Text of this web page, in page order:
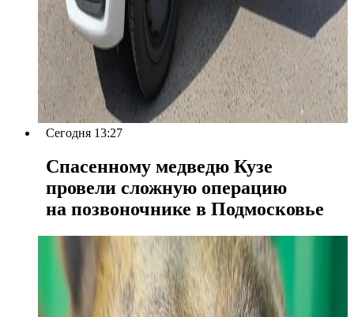
Сегодня 13:27
Спасенному медведю Кузе
провели сложную операцию
на позвоночнике в Подмосковье